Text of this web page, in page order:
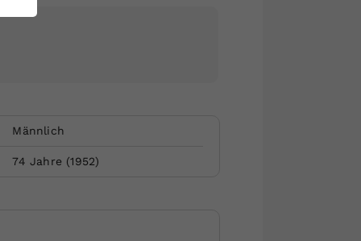
Männlich
74 Jahre (1952)